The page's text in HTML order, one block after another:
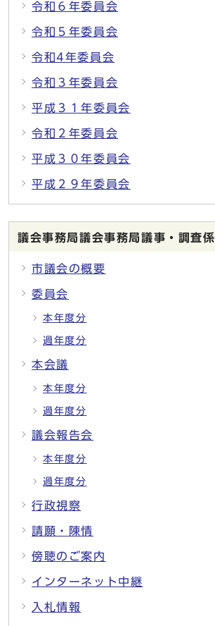
令和６年委員会
令和５年委員会
令和4年委員会
令和３年委員会
平成３１年委員会
令和２年委員会
平成３０年委員会
平成２９年委員会
議会事務局議会事務局議事・調査係
市議会の概要
委員会
本年度分
過年度分
本会議
本年度分
過年度分
議会報告会
本年度分
過年度分
行政視察
請願・陳情
傍聴のご案内
インターネット中継
入札情報